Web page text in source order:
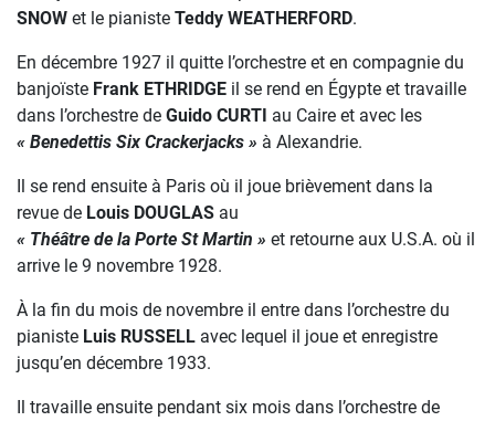
SNOW et le pianiste Teddy WEATHERFORD.
En décembre 1927 il quitte l’orchestre et en compagnie du
banjoïste Frank ETHRIDGE il se rend en Égypte et travaille
dans l’orchestre de Guido CURTI au Caire et avec les
« Benedettis Six Crackerjacks » à Alexandrie.
Il se rend ensuite à Paris où il joue brièvement dans la
revue de Louis DOUGLAS au
« Théâtre de la Porte St Martin » et retourne aux U.S.A. où il
arrive le 9 novembre 1928.
À la fin du mois de novembre il entre dans l’orchestre du
pianiste Luis RUSSELL avec lequel il joue et enregistre
jusqu’en décembre 1933.
Il travaille ensuite pendant six mois dans l’orchestre de